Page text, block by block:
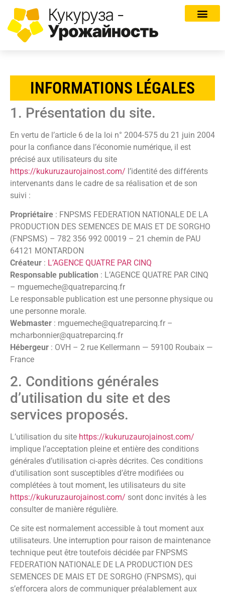
INFORMATIONS LÉGALES
1. Présentation du site.
En vertu de l’article 6 de la loi n° 2004-575 du 21 juin 2004
pour la confiance dans l’économie numérique, il est
précisé aux utilisateurs du site
https://kukuruzaurojainost.com/ l’identité des différents
intervenants dans le cadre de sa réalisation et de son
suivi :
Propriétaire : FNPSMS FEDERATION NATIONALE DE LA
PRODUCTION DES SEMENCES DE MAIS ET DE SORGHO
(FNPSMS) – 782 356 992 00019 – 21 chemin de PAU
64121 MONTARDON
Créateur : L’AGENCE QUATRE PAR CINQ
Responsable publication : L’AGENCE QUATRE PAR CINQ
– mguemeche@quatreparcinq.fr
Le responsable publication est une personne physique ou
une personne morale.
Webmaster : mguemeche@quatreparcinq.fr –
mcharbonnier@quatreparcinq.fr
Hébergeur : OVH – 2 rue Kellermann — 59100 Roubaix —
France
2. Conditions générales
d’utilisation du site et des
services proposés.
L’utilisation du site https://kukuruzaurojainost.com/
implique l’acceptation pleine et entière des conditions
générales d’utilisation ci-après décrites. Ces conditions
d’utilisation sont susceptibles d’être modifiées ou
complétées à tout moment, les utilisateurs du site
https://kukuruzaurojainost.com/ sont donc invités à les
consulter de manière régulière.
Ce site est normalement accessible à tout moment aux
utilisateurs. Une interruption pour raison de maintenance
technique peut être toutefois décidée par FNPSMS
FEDERATION NATIONALE DE LA PRODUCTION DES
SEMENCES DE MAIS ET DE SORGHO (FNPSMS), qui
s’efforcera alors de communiquer préalablement aux